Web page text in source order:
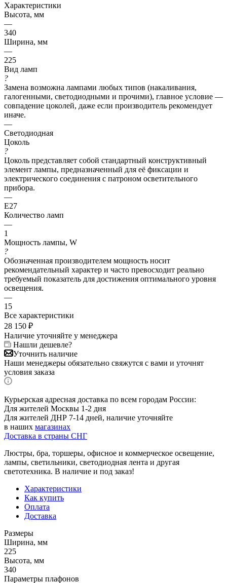
Характеристики
Высота, мм
—
340
Ширина, мм
—
225
Вид ламп
?
Замена возможна лампами любых типов (накаливания,
галогенными, светодиодными и прочими), главное условие —
совпадение цоколей, даже если производитель рекомендует
иначе.
—
Светодиодная
Цоколь
?
Цоколь представляет собой стандартный конструктивный
элемент лампы, предназначенный для её фиксации и
электрического соединения с патроном осветительного
прибора.
—
E27
Количество ламп
—
1
Мощность лампы, W
?
Обозначенная производителем мощность носит
рекомендательный характер и часто превосходит реально
требуемый показатель для достижения оптимального уровня
освещения.
—
15
Все характеристики
28 150 ₽
Наличие уточняйте у менеджера
Нашли дешевле?
Уточнить наличие
Наши менеджеры обязательно свяжутся с вами и уточнят
условия заказа
Курьерская адресная доставка по всем городам России:
Для жителей Москвы 1-2 дня
Для жителей ДНР 7-14 дней, наличие уточняйте
в наших магазинах
Доставка в страны СНГ
Люстры, бра, торшеры, офисное и коммерческое освещение,
лампы, светильники, светодиодная лента и другая
светотехника. В наличие и под заказ!
Характеристики
Как купить
Оплата
Доставка
Размеры
Ширина, мм
225
Высота, мм
340
Параметры плафонов